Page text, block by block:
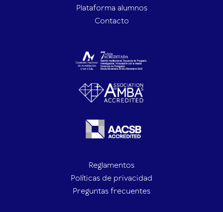
Plataforma alumnos
Contacto
Reglamentos
Políticas de privacidad
Preguntas frecuentes